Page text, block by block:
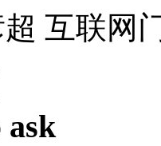
互联网
ask